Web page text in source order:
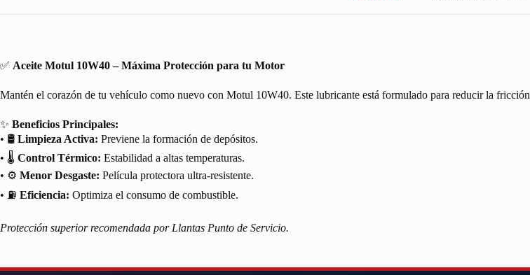
✅ Aceite Motul 10W40 – Máxima Protección para tu Motor
Mantén el corazón de tu vehículo como nuevo con Motul 10W40. Este lubricante está formulado para reducir la
✨ Beneficios Principales:
• 🛢️ Limpieza Activa: Previene la formación de depósitos.
• 🌡️ Control Térmico: Estabilidad a altas temperaturas.
• ⚙️ Menor Desgaste: Película protectora ultra-resistente.
• ⛽ Eficiencia: Optimiza el consumo de combustible.
Protección superior recomendada por Llantas Punto de Servicio.